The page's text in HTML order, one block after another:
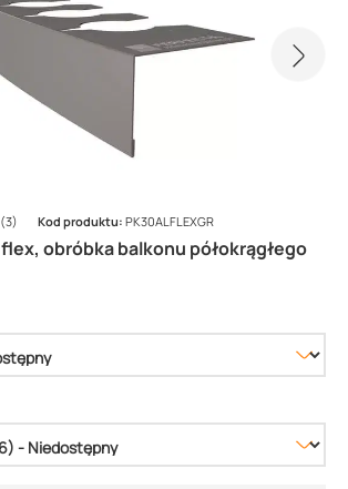
obróbka balkonu półokrągłego
Kod produktu: PK30ALFLEXGR